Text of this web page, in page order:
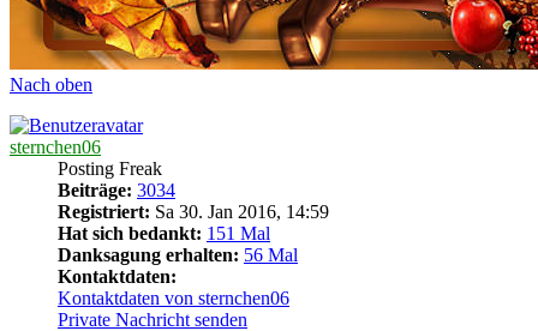
Nach oben
sternchen06
Posting Freak
Beiträge: 3034
Registriert: Sa 30. Jan 2016, 14:59
Hat sich bedankt: 151 Mal
Danksagung erhalten: 56 Mal
Kontaktdaten:
Kontaktdaten von sternchen06
Private Nachricht senden